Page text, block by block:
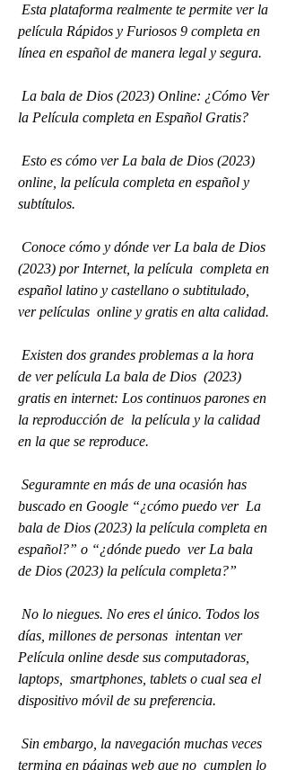
película Rápidos y Furiosos 9 completa en
línea en español de manera legal y segura.
la Película completa en Español Gratis?
online, la película completa en español y
subtítulos.
(2023) por Internet, la película  completa en
español latino y castellano o subtitulado,
ver películas  online y gratis en alta calidad.
de ver película La bala de Dios  (2023)
gratis en internet: Los continuos parones en
la reproducción de  la película y la calidad
en la que se reproduce.
buscado en Google “¿cómo puedo ver  La
bala de Dios (2023) la película completa en
español?” o “¿dónde puedo  ver La bala
de Dios (2023) la película completa?”
días, millones de personas  intentan ver
Película online desde sus computadoras,
laptops,  smartphones, tablets o cual sea el
dispositivo móvil de su preferencia.
termina en páginas web que no  cumplen lo